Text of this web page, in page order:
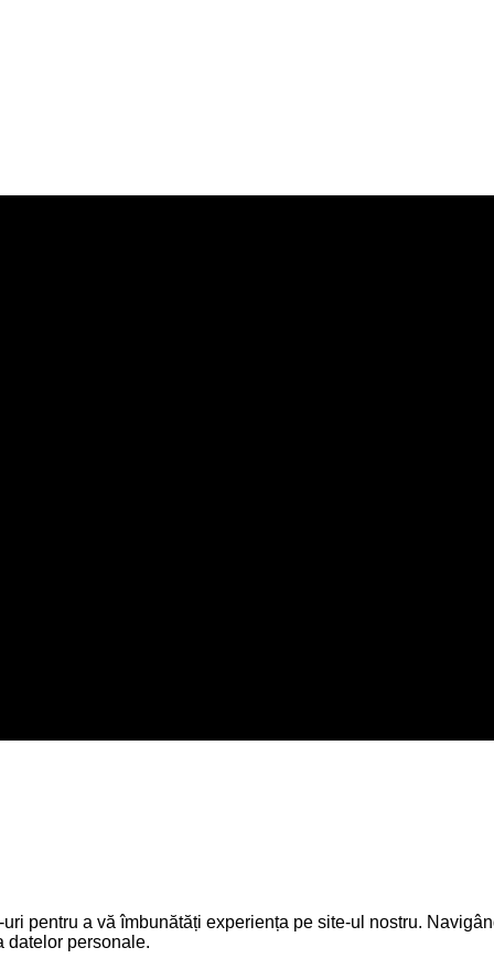
pentru a vă îmbunătăți experiența pe site-ul nostru.
datelor personale.